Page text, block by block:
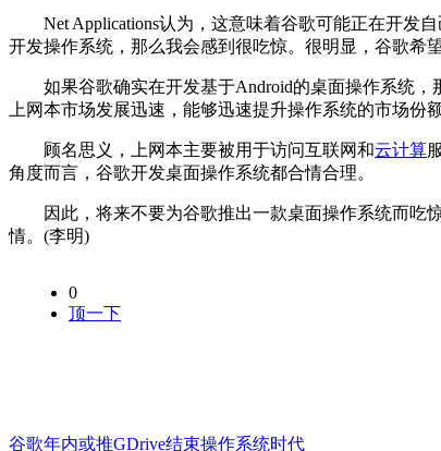
Net Applications认为，这意味着谷歌可能正在开发自
开发操作系统，那么我会感到很吃惊。很明显，谷歌希
如果谷歌确实在开发基于Android的桌面操作系统，
上网本市场发展迅速，能够迅速提升操作系统的市场份额
顾名思义，上网本主要被用于访问互联网和云计算
角度而言，谷歌开发桌面操作系统都合情合理。
因此，将来不要为谷歌推出一款桌面操作系统而吃惊
情。(李明)
0
顶一下
谷歌年内或推GDrive结束操作系统时代